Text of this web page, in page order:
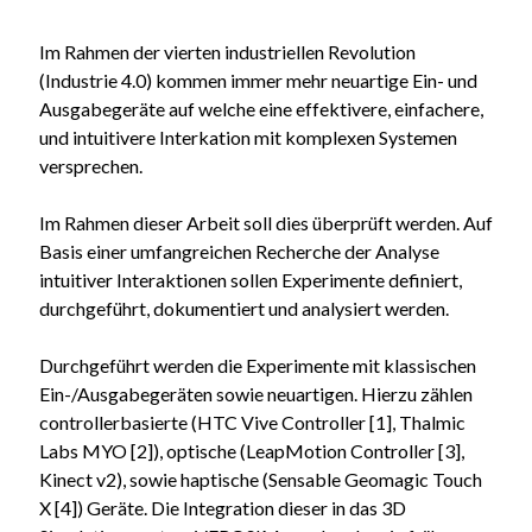
Im Rahmen der vierten industriellen Revolution
(Industrie 4.0) kommen immer mehr neuartige Ein- und
Ausgabegeräte auf welche eine effektivere, einfachere,
und intuitivere Interkation mit komplexen Systemen
versprechen.
Im Rahmen dieser Arbeit soll dies überprüft werden. Auf
Basis einer umfangreichen Recherche der Analyse
intuitiver Interaktionen sollen Experimente definiert,
durchgeführt, dokumentiert und analysiert werden.
Durchgeführt werden die Experimente mit klassischen
Ein-/Ausgabegeräten sowie neuartigen. Hierzu zählen
controllerbasierte (HTC Vive Controller [1], Thalmic
Labs MYO [2]), optische (LeapMotion Controller [3],
Kinect v2), sowie haptische (Sensable Geomagic Touch
X [4]) Geräte. Die Integration dieser in das 3D